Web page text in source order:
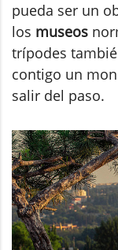
pueda ser un
los museos
trípodes
contigo un
salir del paso.